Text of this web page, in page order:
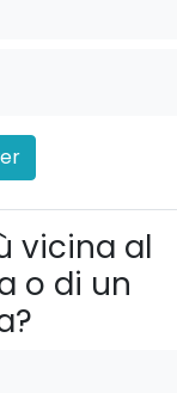
vicina al
o di un